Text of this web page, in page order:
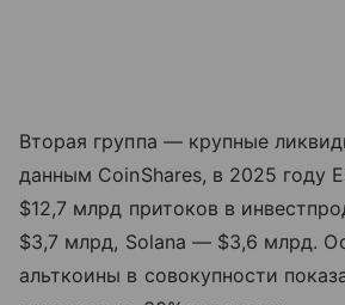
Вторая группа — крупные
данным CoinShares, в 2025 году
$12,7 млрд притоков в
$3,7 млрд, Solana — $3,6 млрд.
альткоины в совокупности